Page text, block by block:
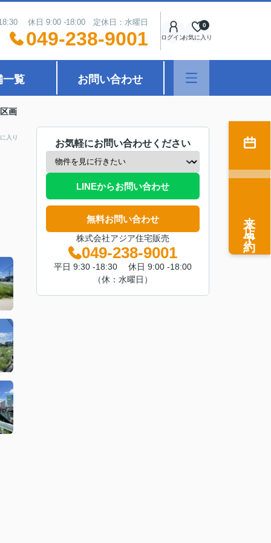
休日 9:00 -18:00 定休日：水曜日
049-238-9001 ログインお気に入り
0
一覧 お問い合わせ
画
入り
お気軽にお問い合わせください
LINEからお問い合わせ
無料お問い合わせ
株式会社アジア住宅販売
049-238-9001
平日 9:30 -18:30 休日 9:00 -18:00
（休：水曜日）
来店予約